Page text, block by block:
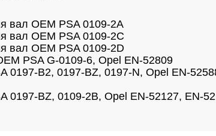
вал OEM PSA 0109-2A
вал OEM PSA 0109-2C
вал OEM PSA 0109-2D
PSA G-0109-6, Opel EN-52809
0197-B2, 0197-BZ, 0197-N, Opel EN-
0197-BZ, 0109-2B, Opel EN-52127, EN-